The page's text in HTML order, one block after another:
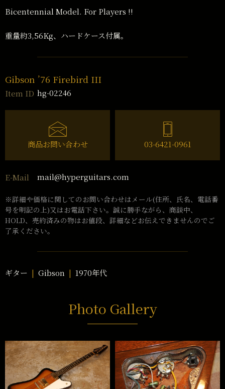
Bicentennial Model. For Players !!
重量約3,56Kg、ハードケース付属。
Gibson ’76 Firebird III
Item ID hg-02246
商品お問い合わせ 03-6421-0961
E-Mail mail@hyperguitars.com
※詳細や価格に関してのお問い合わせはメール(住所、氏名、電話番
号を明記の上)又はお電話下さい。誠に勝手ながら、商談中、
HOLD、売約済みの物はお値段、詳細などお伝えできませんのでご
了承ください。
ギター Gibson 1970年代
Photo Gallery